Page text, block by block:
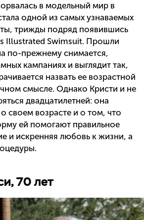
в модельный мир в
одной из самых узнаваемых
трижды подряд появившись
Illustrated Swimsuit. Прошли
по-прежнему снимается,
кампаниях и выглядит так,
назвать ее возрастной
смысле. Однако Кристи и не
двадцатилетней: она
своем возрасте и о том, что
ей помогают правильное
и искренняя любовь к жизни, а
70 лет